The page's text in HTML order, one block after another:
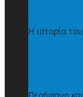
Η ιστορία